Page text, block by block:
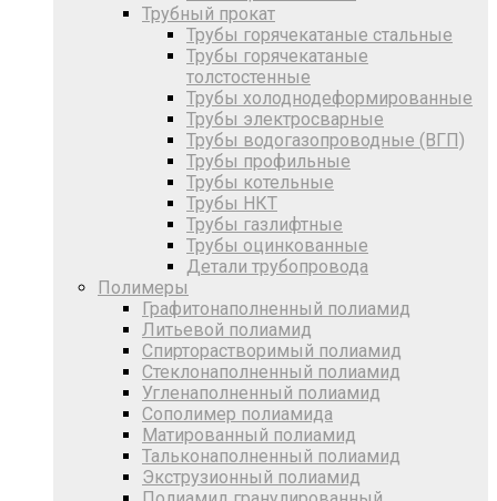
Трубный прокат
Трубы горячекатаные стальные
Трубы горячекатаные
толстостенные
Трубы холоднодеформированные
Трубы электросварные
Трубы водогазопроводные (ВГП)
Трубы профильные
Трубы котельные
Трубы НКТ
Трубы газлифтные
Трубы оцинкованные
Детали трубопровода
Полимеры
Графитонаполненный полиамид
Литьевой полиамид
Спирторастворимый полиамид
Стеклонаполненный полиамид
Угленаполненный полиамид
Сополимер полиамида
Матированный полиамид
Тальконаполненный полиамид
Экструзионный полиамид